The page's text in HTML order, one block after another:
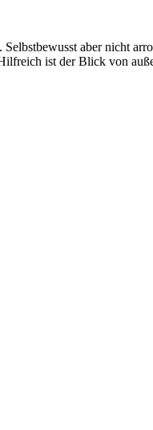
aber nicht
ist der Blick von